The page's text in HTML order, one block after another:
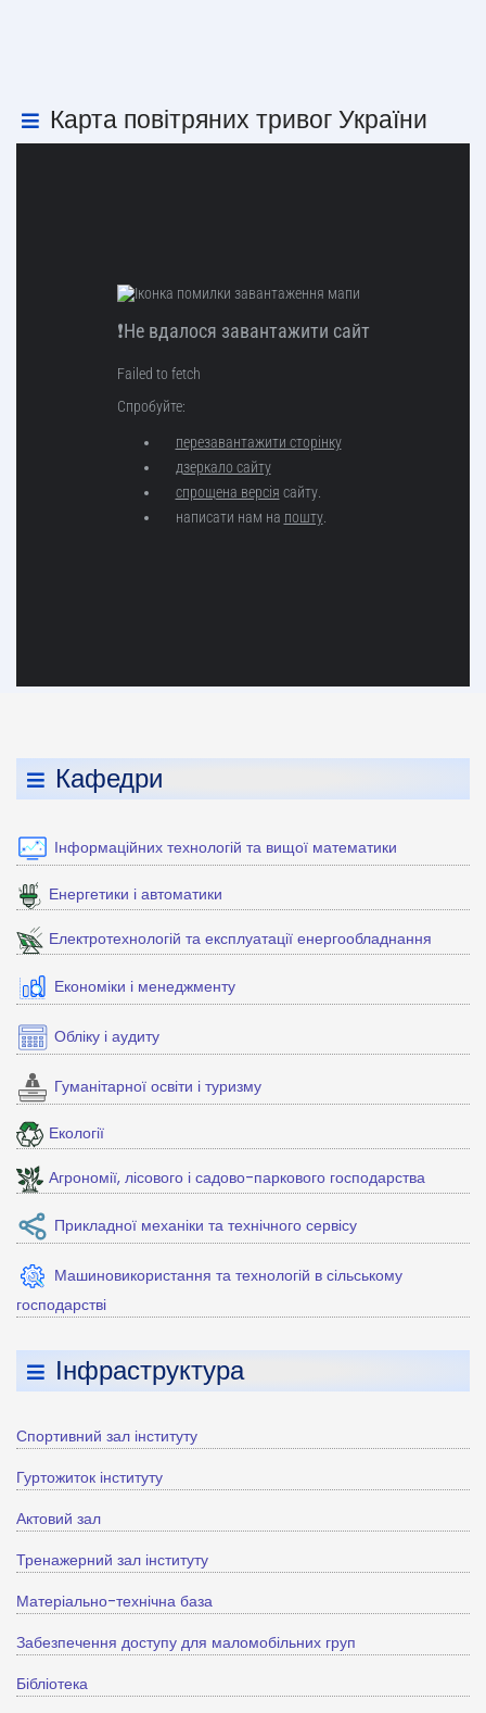
Карта повітряних тривог України
Кафедри
Інформаційних технологій та вищої математики
Енергетики і автоматики
Електротехнологій та експлуатації енергообладнання
Економіки і менеджменту
Обліку і аудиту
Гуманітарної освіти і туризму
Екології
Агрономії, лісового і садово-паркового господарства
Прикладної механіки та технічного сервісу
Машиновикористання та технологій в сільському
господарстві
Інфраструктура
Спортивний зал інституту
Гуртожиток інституту
Актовий зал
Тренажерний зал інституту
Матеріально-технічна база
Забезпечення доступу для маломобільних груп
Бібліотека